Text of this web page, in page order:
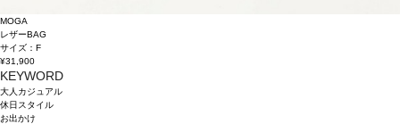
MOGA
レザーBAG
サイズ：F
¥31,900
KEYWORD
大人カジュアル
休日スタイル
お出かけ